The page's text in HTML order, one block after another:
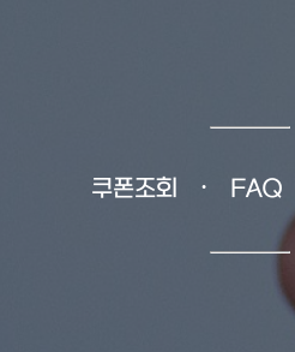
쿠폰조회 • FAQ